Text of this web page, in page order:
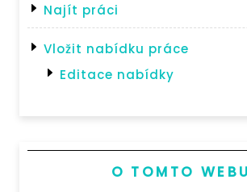
Najít práci
Vložit nabídku práce
Editace nabídky
O TOMTO WEBU